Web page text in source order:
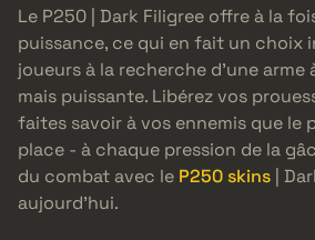
Le P250 | Dark Filigree offre à la
puissance, ce qui en fait un choix
joueurs à la recherche d’une arme
mais puissante. Libérez vos
faites savoir à vos ennemis que le
place - à chaque pression de la
du combat avec le P250 skins |
aujourd’hui.